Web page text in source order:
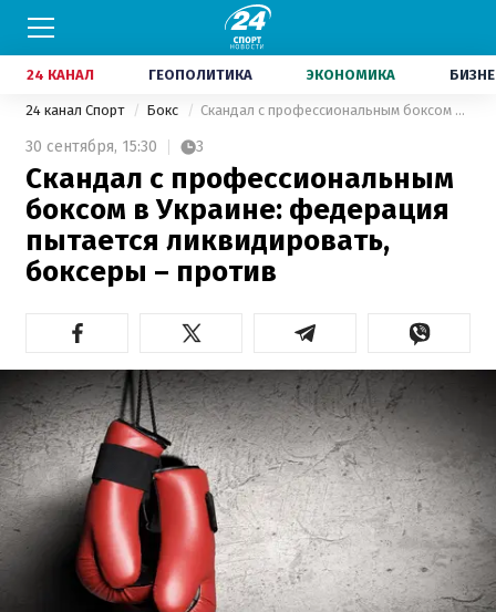
24 КАНАЛ ГЕОПОЛИТИКА ЭКОНОМИКА
24 канал Спорт Бокс Скандал с профессиональным боксом в Украине: федерация пытается ликвидировать, боксеры – против
30 сентября, 15:30 3
Скандал с профессиональным
боксом в Украине: федерация
пытается ликвидировать,
боксеры – против